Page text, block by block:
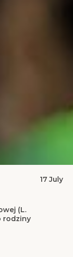
17 July
(L.
rodziny